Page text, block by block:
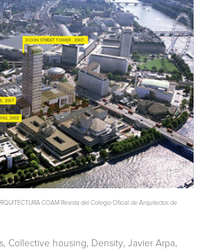
COAM Revista del Colegio Oficial de Arquitectos de
Collective housing Density Javier Arpa